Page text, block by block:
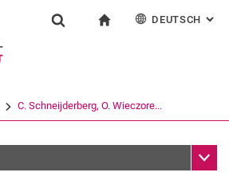
Springe direkt zu: Inhalt
Springe direkt zu: Suche
Springe direkt zu:
Suchen (öffnet externen Link in einem
DEUTSCH :
C. Schneijderberg, O. Wieczore...